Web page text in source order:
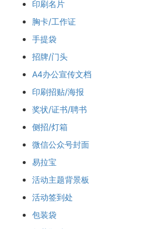
印刷名片
胸卡/工作证
手提袋
招牌/门头
A4办公宣传文档
印刷招贴/海报
奖状/证书/聘书
侧招/灯箱
微信公众号封面
易拉宝
活动主题背景板
活动签到处
包装袋